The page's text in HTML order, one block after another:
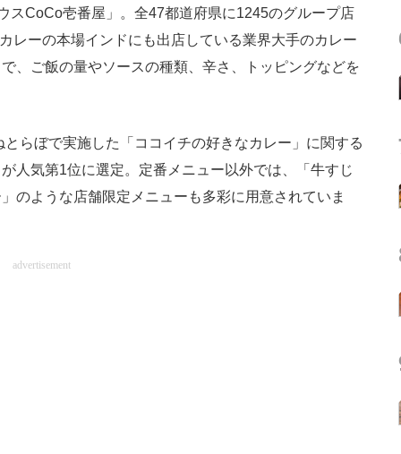
スCoCo壱番屋」。全47都道府県に1245のグループ店
レーの本場インドにも出店している業界大手のカレー
、ご飯の量やソースの種類、辛さ、トッピングなどを
らぼで実施した「ココイチの好きなカレー」に関する
人気第1位に選定。定番メニュー以外では、「牛すじ
のような店舗限定メニューも多彩に用意されていま
advertisement